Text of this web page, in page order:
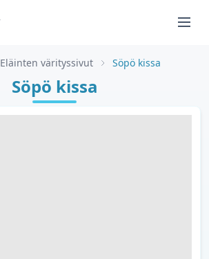
Eläinten värityssivut Söpö kissa
Söpö kissa